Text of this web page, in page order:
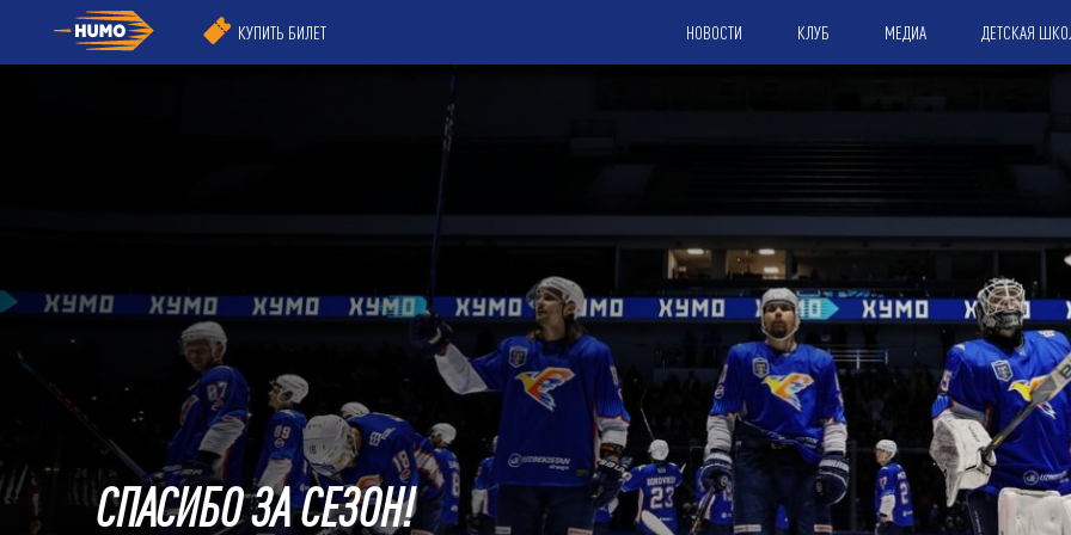
КУПИТЬ БИЛЕТ НОВОСТИ КЛУБ МЕДИА ДЕТСКАЯ
СПАСИБО ЗА СЕЗОН!